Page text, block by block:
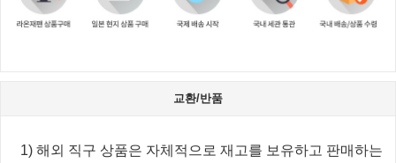
교환/반품
1) 해외 직구 상품은 자체적으로 재고를 보유하고 판매하는